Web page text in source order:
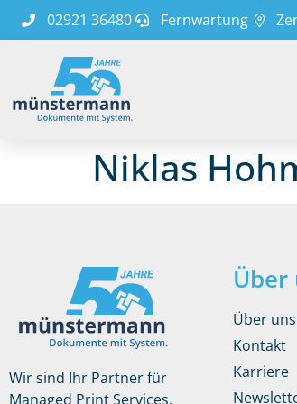
02921 36480 Fernwartung
Niklas
Wir sind Ihr Partner für
Managed Print Services,
Über
Über uns
Kontakt
Karriere